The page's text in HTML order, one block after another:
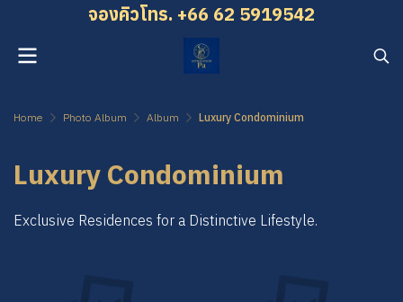
จองคิว โทร. +66 62 5919542
Home Photo Album Album Luxury Condominium
Luxury Condominium
Exclusive Residences for a Distinctive Lifestyle.